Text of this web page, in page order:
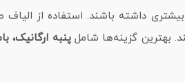
داشته باشند. استفاده از الیاف
بهترین گزینه‌ها شاملپنبه ارگانیک،